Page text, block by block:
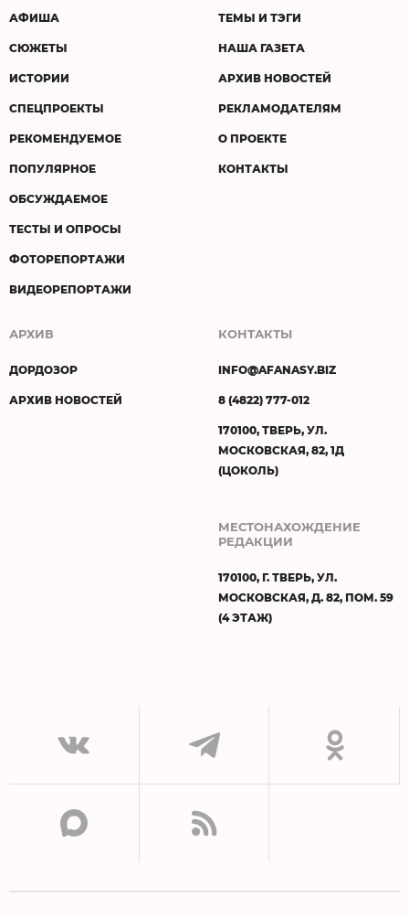
АФИША
СЮЖЕТЫ
ИСТОРИИ
СПЕЦПРОЕКТЫ
РЕКОМЕНДУЕМОЕ
ПОПУЛЯРНОЕ
ОБСУЖДАЕМОЕ
ТЕСТЫ И ОПРОСЫ
ФОТОРЕПОРТАЖИ
ВИДЕОРЕПОРТАЖИ
ТЕМЫ И ТЭГИ
НАША ГАЗЕТА
АРХИВ НОВОСТЕЙ
РЕКЛАМОДАТЕЛЯМ
О ПРОЕКТЕ
КОНТАКТЫ
АРХИВ
ДОРДОЗОР
АРХИВ НОВОСТЕЙ
КОНТАКТЫ
INFO@AFANASY.BIZ
8 (4822) 777-012
170100, ТВЕРЬ, УЛ.
МОСКОВСКАЯ, 82, 1Д
(ЦОКОЛЬ)
МЕСТОНАХОЖДЕНИЕ
РЕДАКЦИИ
170100, Г. ТВЕРЬ, УЛ.
МОСКОВСКАЯ, Д. 82, ПОМ. 59
(4 ЭТАЖ)